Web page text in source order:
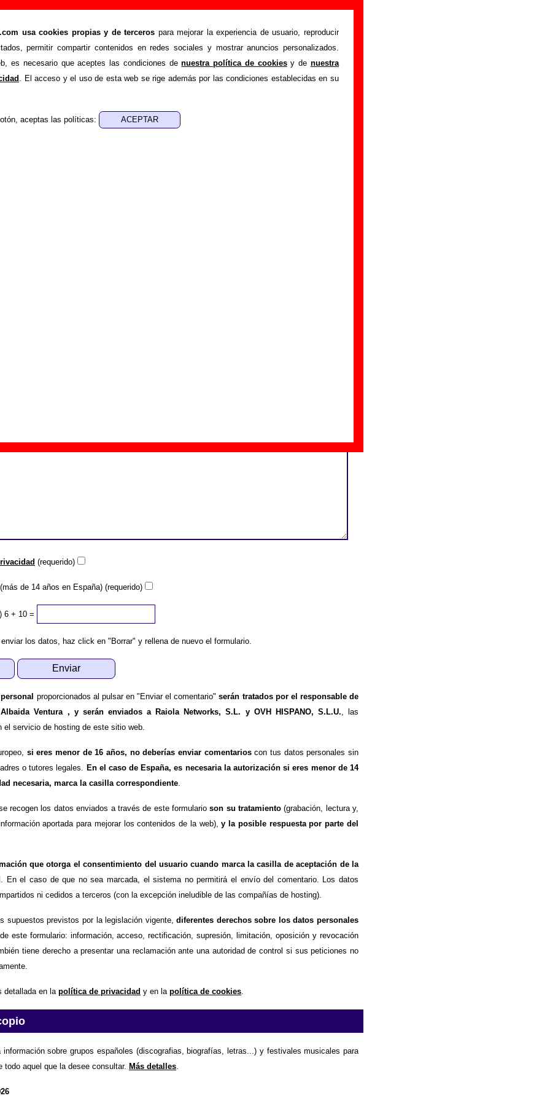
usa cookies propias y de terceros para mejorar la experiencia de usuario, reproducir
permitir compartir contenidos en redes sociales y mostrar anuncios personalizados.
es necesario que aceptes las condiciones denuestra política de cookiesy denuestra
. El acceso y el uso de esta web se rige además por las condiciones establecidas en su
aceptas las políticas:
o corregir información
>Añadir
adicional, puedes enviar nueva información o corregir la existente mediante el
o escribiendo un e-mail a guialven@musicoscopio.com.Gracias por tu
(requerido)
de 14 años en España) (requerido)
6 + 10 =
los datos, haz click en "Borrar" y rellena de nuevo el formulario.
proporcionados al pulsar en "Enviar el comentario"serán tratados por el responsable de
Ventura , y serán enviados a Raiola Networks, S.L. y OVH HISPANO, S.L.U. , las
el servicio de hosting de este sitio web.
si eres menor de 16 años, no deberías enviar comentarioscon tus datos personales sin
o tutores legales.
En el caso de España, es necesaria la autorización si eres menor de 14
necesaria, marca la casilla correspondiente
recogen los datos enviados a través de este formularioson su tratamiento(grabación, lectura y,
aportada para mejorar los contenidos de la web),y la posible respuesta por parte del
que otorga el consentimiento del usuario cuando marca la casilla de aceptación de la
. En el caso de que no sea marcada, el sistema no permitirá el envío del comentario. Los datos
ni cedidos a terceros (con la excepción ineludible de las compañías de hosting).
supuestos previstos por la legislación vigente,diferentes derechos sobre los datos personales
este formulario: información, acceso, rectificación, supresión, limitación, oposición y revocación
tiene derecho a presentar una reclamación ante una autoridad de control si sus peticiones no
detallada en la política de privacidad y en la política de cookies
información sobre grupos españoles (discografias, biografías, letras...) y festivales musicales para
todo aquel que la desee consultar. Más detalles.